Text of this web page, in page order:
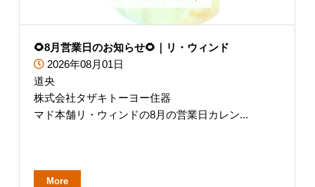
🌻8月営業日のお知らせ🌻｜リ・ウィンド
2026年08月01日
道央
株式会社タザキトーヨー住器
マド本舗リ・ウィンドの8月の営業日カレン...
More